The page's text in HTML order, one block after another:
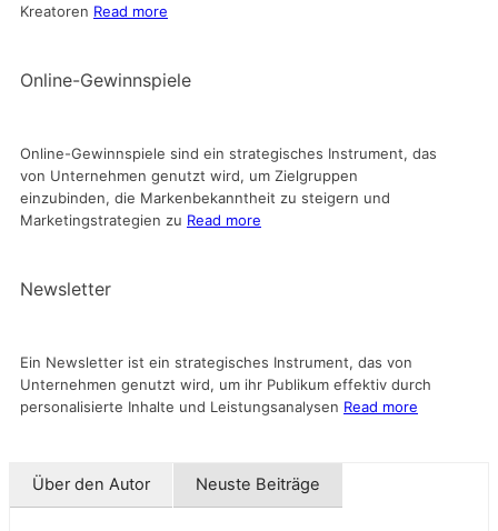
Kreatoren Read more
Online-Gewinnspiele
Online-Gewinnspiele sind ein strategisches Instrument, das
von Unternehmen genutzt wird, um Zielgruppen
einzubinden, die Markenbekanntheit zu steigern und
Marketingstrategien zu Read more
Newsletter
Ein Newsletter ist ein strategisches Instrument, das von
Unternehmen genutzt wird, um ihr Publikum effektiv durch
personalisierte Inhalte und Leistungsanalysen Read more
Über den Autor Neuste Beiträge